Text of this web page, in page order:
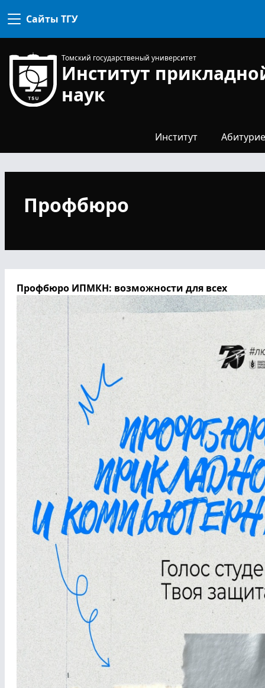
Сайты ТГУ
Томский государственый университет
Институт
наук
Институт
Профбюро
Профбюро ИПМКН: возможности для всех